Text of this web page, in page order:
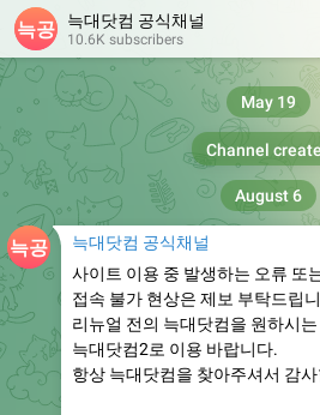
늑대닷컴 공식채널
10.6K subscribers
Channel
May 19
늑대닷컴 공식채널
사이트 이용 중 발생하는 오류 또
접속 불가 현상은 제보 부탁드립
리뉴얼 전의 늑대닷컴을 원하시
늑대닷컴2로 이용 바랍니다.
항상 늑대닷컴을 찾아주셔서 감
August 6